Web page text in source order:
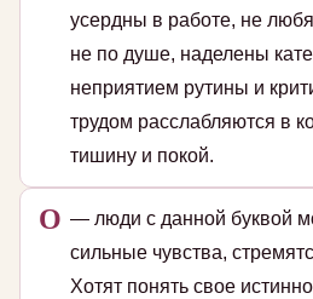
усердны в работе, не
не по душе, наделены
неприятием рутины и
трудом расслабляются в
тишину и покой.
О — люди с данной буквой
сильные чувства,
Хотят понять свое